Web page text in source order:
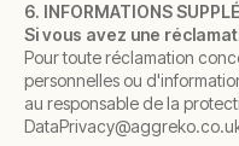
6. INFORMATIONS
Si vous avez une
Pour toute réclamation
personnelles ou
au responsable de la